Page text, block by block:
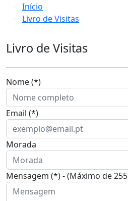
Início
Livro de Visitas
Livro de Visitas
Nome (*)
Email (*)
Morada
Mensagem (*) - (Máximo de